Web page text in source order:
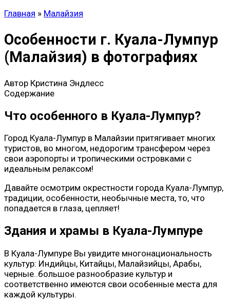
Главная » Малайзия
Особенности г. Куала-Лумпур
(Малайзия) в фотографиях
Автор Кристина Эндлесс
Содержание
Что особенного в Куала-Лумпур?
Город Куала-Лумпур в Малайзии притягивает многих
туристов, во многом, недорогим трансфером через
свои аэропорты и тропическими островками с
идеальным релаксом!
Давайте осмотрим окрестности города Куала-Лумпур,
традиции, особенности, необычные места, то, что
попадается в глаза, цепляет!
Здания и храмы в Куала-Лумпуре
В Куала-Лумпуре Вы увидите многонациональность
культур: Индийцы, Китайцы, Малайзийцы, Арабы,
черные..большое разнообразие культур и
соответственно имеются свои особенные места для
каждой культуры.